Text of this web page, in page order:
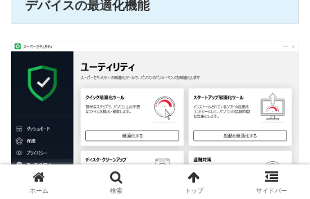
デバイスの最適化機能
ホーム 検索 トップ サイドバー